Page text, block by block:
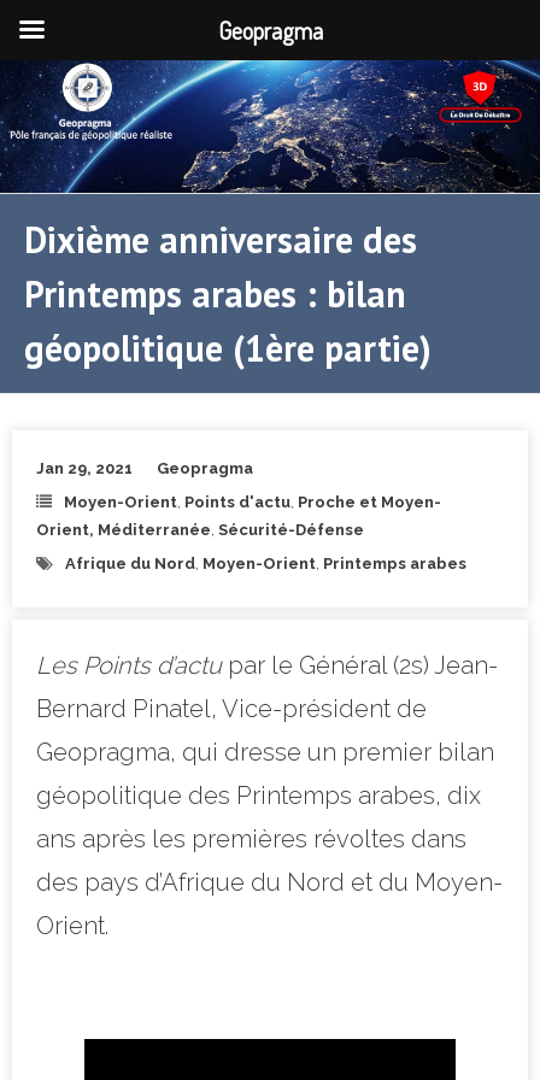
Dixième anniversaire des
Printemps arabes : bilan
géopolitique (1ère partie)
Jan 29, 2021
Geopragma
Moyen-Orient Points d'actu Proche et Moyen-
Orient, Méditerranée Sécurité-Défense
Afrique du Nord Moyen-Orient Printemps arabes
Les Points d’actupar le Général (2s) Jean-
Bernard Pinatel, Vice-président de
Geopragma, qui dresse un premier bilan
géopolitique des Printemps arabes, dix
ans après les premières révoltes dans
des pays d’Afrique du Nord et du Moyen-
Orient.
Geopragma